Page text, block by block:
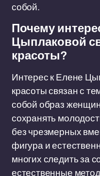
собой.
Почему
Цыплаковой
красоты?
Интерес к Елене
красоты связан с
собой образ
сохранять
без чрезмерных
фигура и
многих следить за
естественные